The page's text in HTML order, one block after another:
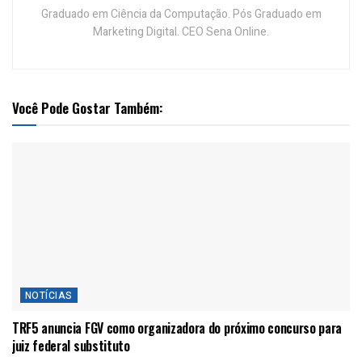
Graduado em Ciência da Computação. Pós Graduado em
Marketing Digital. CEO Sena Online.
Você Pode Gostar Também:
NOTÍCIAS
TRF5 anuncia FGV como organizadora do próximo concurso para
juiz federal substituto